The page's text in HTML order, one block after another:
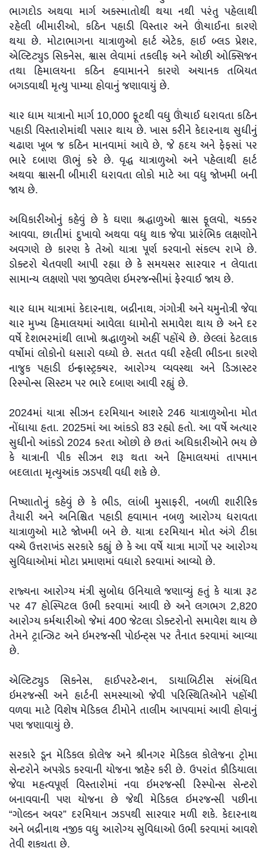
ભાગદોડ અથવા માર્ગ અકસ્માતોથી થયા નથી પરંતુ પહેલાથી
રહેલી બીમારીઓ, કઠિન પહાડી વિસ્તાર અને ઊંચાઈના કારણે
થયા છે. મોટાભાગના યાત્રાળુઓ હાર્ટ એટેક, હાઈ બ્લડ પ્રેશર,
એલ્ટિટ્યુડ સિકનેસ, શ્વાસ લેવામાં તકલીફ અને ઓછી ઓક્સિજન
તથા હિમાલયના કઠિન હવામાનને કારણે અચાનક તબિયત
બગડવાથી મૃત્યુ પામ્યા હોવાનું જણાવાયું છે.
ચાર ધામ યાત્રાનો માર્ગ 10,000 ફૂટથી વધુ ઊંચાઈ ધરાવતા કઠિન
પહાડી વિસ્તારોમાંથી પસાર થાય છે. ખાસ કરીને કેદારનાથ સુધીનું
ચઢાણ ખૂબ જ કઠિન માનવામાં આવે છે, જે હૃદય અને ફેફસાં પર
ભારે દબાણ ઊભું કરે છે. વૃદ્ધ યાત્રાળુઓ અને પહેલાથી હાર્ટ
અથવા શ્વાસની બીમારી ધરાવતા લોકો માટે આ વધુ જોખમી બની
જાય છે.
અધિકારીઓનું કહેવું છે કે ઘણા શ્રદ્ધાળુઓ શ્વાસ ફૂલવો, ચક્કર
આવવા, છાતીમાં દુખાવો અથવા વધુ થાક જેવા પ્રારંભિક લક્ષણોને
અવગણે છે કારણ કે તેઓ યાત્રા પૂર્ણ કરવાનો સંકલ્પ રાખે છે.
ડોક્ટરો ચેતવણી આપી રહ્યા છે કે સમયસર સારવાર ન લેવાતા
સામાન્ય લક્ષણો પણ જીવલેણ ઇમરજન્સીમાં ફેરવાઈ જાય છે.
ચાર ધામ યાત્રામાં કેદારનાથ, બદ્રીનાથ, ગંગોત્રી અને યમુનોત્રી જેવા
ચાર મુખ્ય હિમાલયમાં આવેલા ધામોનો સમાવેશ થાય છે અને દર
વર્ષે દેશભરમાંથી લાખો શ્રદ્ધાળુઓ અહીં પહોંચે છે. છેલ્લાં કેટલાક
વર્ષોમાં લોકોનો ધસારો વધ્યો છે. સતત વધી રહેલી ભીડના કારણે
નાજુક પહાડી ઇન્ફ્રાસ્ટ્રક્ચર, આરોગ્ય વ્યવસ્થા અને ડિઝાસ્ટર
રિસ્પોન્સ સિસ્ટમ પર ભારે દબાણ આવી રહ્યું છે.
2024માં યાત્રા સીઝન દરમિયાન આશરે 246 યાત્રાળુઓના મોત
નોંધાયા હતા. 2025માં આ આંકડો 83 રહ્યો હતો. આ વર્ષે અત્યાર
સુધીનો આંકડો 2024 કરતા ઓછો છે છતાં અધિકારીઓને ભય છે
કે યાત્રાની પીક સીઝન શરૂ થતા અને હિમાલયમાં તાપમાન
બદલાતા મૃત્યુઆંક ઝડપથી વધી શકે છે.
નિષ્ણાતોનું કહેવું છે કે ભીડ, લાંબી મુસાફરી, નબળી શારીરિક
તૈયારી અને અનિશ્ચિત પહાડી હવામાન નબળુ આરોગ્ય ધરાવતા
યાત્રાળુઓ માટે જોખમી બને છે. યાત્રા દરમિયાન મોત અંગે ટીકા
વચ્ચે ઉત્તરાખંડ સરકારે કહ્યું છે કે આ વર્ષે યાત્રા માર્ગો પર આરોગ્ય
સુવિધાઓમાં મોટા પ્રમાણમાં વધારો કરવામાં આવ્યો છે.
રાજ્યના આરોગ્ય મંત્રી સુબોધ ઉનિયાલે જણાવ્યું હતું કે યાત્રા રૂટ
પર 47 હોસ્પિટલ ઉભી કરવામાં આવી છે અને લગભગ 2,820
આરોગ્ય કર્મચારીઓ જેમાં 400 જેટલા ડોક્ટરોનો સમાવેશ થાય છે
તેમને ટ્રાન્ઝિટ અને ઇમરજન્સી પોઇન્ટ્સ પર તૈનાત કરવામાં આવ્યા
છે.
એલ્ટિટ્યુડ સિકનેસ, હાઈપરટેન્શન, ડાયાબિટીસ સંબંધિત
ઇમરજન્સી અને હાર્ટની સમસ્યાઓ જેવી પરિસ્થિતિઓને પહોંચી
વળવા માટે વિશેષ મેડિકલ ટીમોને તાલીમ આપવામાં આવી હોવાનું
પણ જણાવાયું છે.
સરકારે ડૂન મેડિકલ કોલેજ અને શ્રીનગર મેડિકલ કોલેજના ટ્રોમા
સેન્ટરોને અપગ્રેડ કરવાની યોજના જાહેર કરી છે. ઉપરાંત કૌડિયાલા
જેવા મહત્વપૂર્ણ વિસ્તારોમાં નવા ઇમરજન્સી રિસ્પોન્સ સેન્ટરો
બનાવવાની પણ યોજના છે જેથી મેડિકલ ઇમરજન્સી પછીના
“ગોલ્ડન અવર” દરમિયાન ઝડપથી સારવાર મળી શકે. કેદારનાથ
અને બદ્રીનાથ નજીક વધુ આરોગ્ય સુવિધાઓ ઉભી કરવામાં આવશે
તેવી શક્યતા છે.